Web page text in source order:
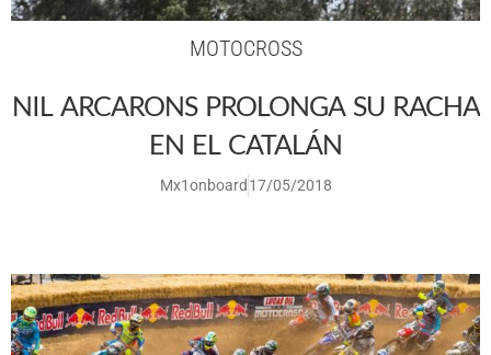
MOTOCROSS
NIL ARCARONS PROLONGA SU RACHA
EN EL CATALÁN
Mx1onboard 17/05/2018